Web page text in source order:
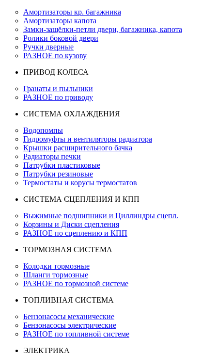
Амортизаторы кр. багажника
Амортизаторы капота
Замки-защёлки-петли двери, багажника, капота
Ролики боковой двери
Ручки дверные
РАЗНОЕ по кузову
ПРИВОД КОЛЕСА
Гранаты и пыльники
РАЗНОЕ по приводу
СИСТЕМА ОХЛАЖДЕНИЯ
Водопомпы
Гидромуфты и вентиляторы радиатора
Крышки расширительного бачка
Радиаторы печки
Патрубки пластиковые
Патрубки резиновые
Термостаты и корусы термостатов
СИСТЕМА СЦЕПЛЕНИЯ И КПП
Выжимные подшипники и Циллиндры сцепл.
Корзины и Диски сцепления
РАЗНОЕ по сцеплению и КПП
ТОРМОЗНАЯ СИСТЕМА
Колодки тормозные
Шланги тормозные
РАЗНОЕ по тормозной системе
ТОПЛИВНАЯ СИСТЕМА
Бензонасосы механические
Бензонасосы электрические
РАЗНОЕ по топливной системе
ЭЛЕКТРИКА